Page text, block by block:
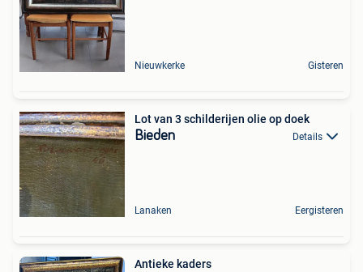
Nieuwkerke Gisteren
Lot van 3 schilderijen olie op doek
Bieden Details
Lanaken Eergisteren
Antieke kaders